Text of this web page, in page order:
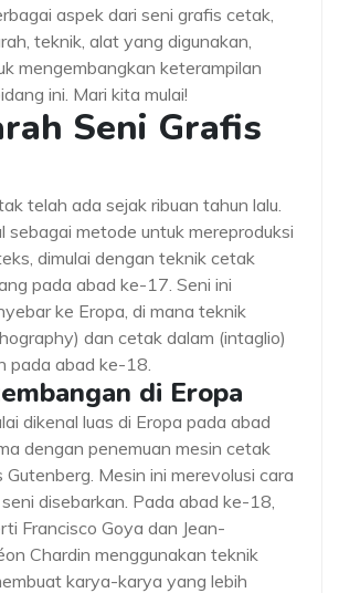
aspek dari seni grafis cetak,
teknik, alat yang digunakan,
mengembangkan keterampilan
ini. Mari kita mulai!
Seni Grafis
telah ada sejak ribuan tahun lalu.
sebagai metode untuk mereproduksi
dimulai dengan teknik cetak
pada abad ke-17. Seni ini
ke Eropa, di mana teknik
dan cetak dalam (intaglio)
pada abad ke-18.
di Eropa
dikenal luas di Eropa pada abad
dengan penemuan mesin cetak
Gutenberg. Mesin ini merevolusi cara
disebarkan. Pada abad ke-18,
Francisco Goya dan Jean-
Chardin menggunakan teknik
karya-karya yang lebih